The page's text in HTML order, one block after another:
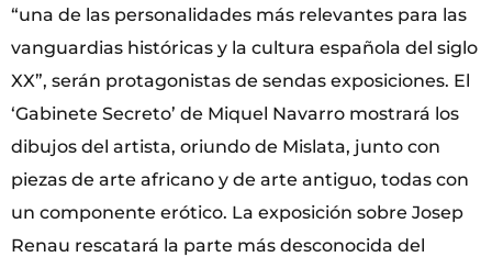
“una de las personalidades más relevantes para las
vanguardias históricas y la cultura española del siglo
XX”, serán protagonistas de sendas exposiciones. El
‘Gabinete Secreto’ de Miquel Navarro mostrará los
dibujos del artista, oriundo de Mislata, junto con
piezas de arte africano y de arte antiguo, todas con
un componente erótico. La exposición sobre Josep
Renau rescatará la parte más desconocida del